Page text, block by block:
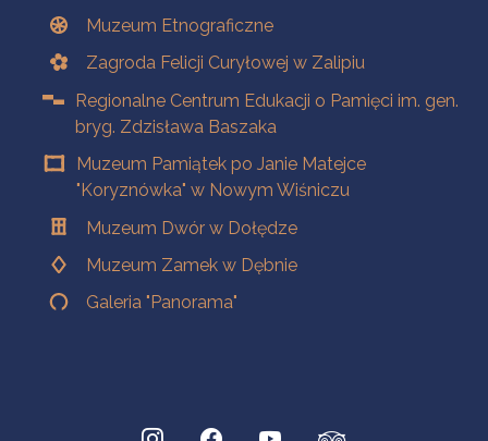
Muzeum Etnograficzne
Zagroda Felicji Curyłowej w Zalipiu
Regionalne Centrum Edukacji o Pamięci im. gen.
bryg. Zdzisława Baszaka
Muzeum Pamiątek po Janie Matejce
"Koryznówka" w Nowym Wiśniczu
Muzeum Dwór w Dołędze
Muzeum Zamek w Dębnie
Galeria "Panorama"